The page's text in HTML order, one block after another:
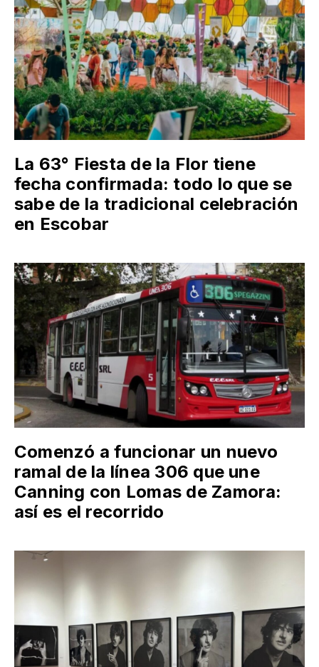
La 63° Fiesta de la Flor tiene
fecha confirmada: todo lo que se
sabe de la tradicional celebración
en Escobar
Comenzó a funcionar un nuevo
ramal de la línea 306 que une
Canning con Lomas de Zamora:
así es el recorrido